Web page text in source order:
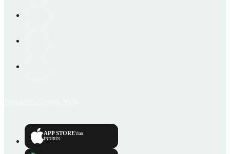
APP STORE'dan
İNDİRİN